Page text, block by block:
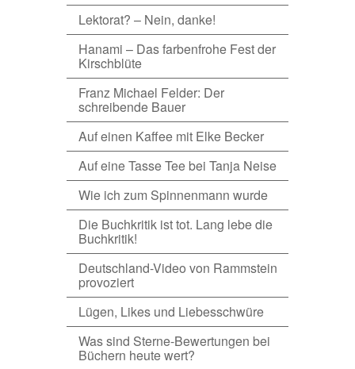
Lektorat? – Nein, danke!
Hanami – Das farbenfrohe Fest der
Kirschblüte
Franz Michael Felder: Der
schreibende Bauer
Auf einen Kaffee mit Elke Becker
Auf eine Tasse Tee bei Tanja Neise
Wie ich zum Spinnenmann wurde
Die Buchkritik ist tot. Lang lebe die
Buchkritik!
Deutschland-Video von Rammstein
provoziert
Lügen, Likes und Liebesschwüre
Was sind Sterne-Bewertungen bei
Büchern heute wert?